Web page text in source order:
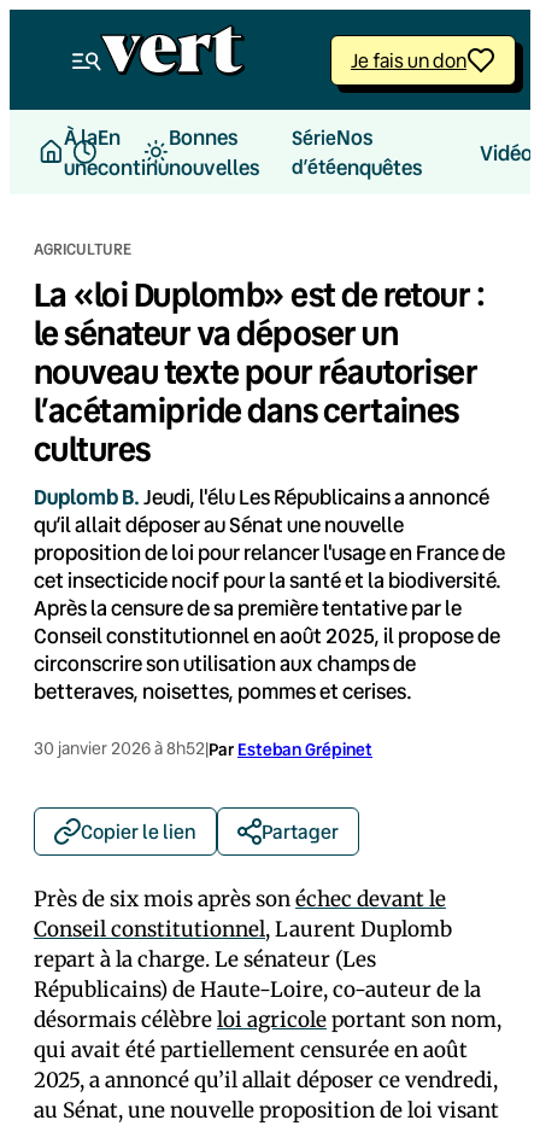
Je fais un don
À la
une
En
continu
Bonnes
nouvelles
Série
d’été
Nos
enquêtes
AGRICULTURE
La «loi Duplomb» est de retour :
le sénateur va déposer un
nouveau texte pour réautoriser
l’acétamipride dans certaines
cultures
Duplomb B.Jeudi, l'élu Les Républicains a annoncé
qu’il allait déposer au Sénat une nouvelle
proposition de loi pour relancer l'usage en France de
cet insecticide nocif pour la santé et la biodiversité.
Après la censure de sa première tentative par le
Conseil constitutionnel en août 2025, il propose de
circonscrire son utilisation aux champs de
betteraves, noisettes, pommes et cerises.
30 janvier 2026 à 8h52|Par Esteban Grépinet
Copier le lien Partager
Près de six mois après sonéchec devant le
Conseil constitutionnel, Laurent Duplomb
repart à la charge. Le sénateur (Les
Républicains) de Haute-Loire, co-auteur de la
désormais célèbreloi agricoleportant son nom,
qui avait été partiellement censurée en août
2025, a annoncé qu’il allait déposer ce vendredi,
au Sénat, une nouvelle proposition de loi visant